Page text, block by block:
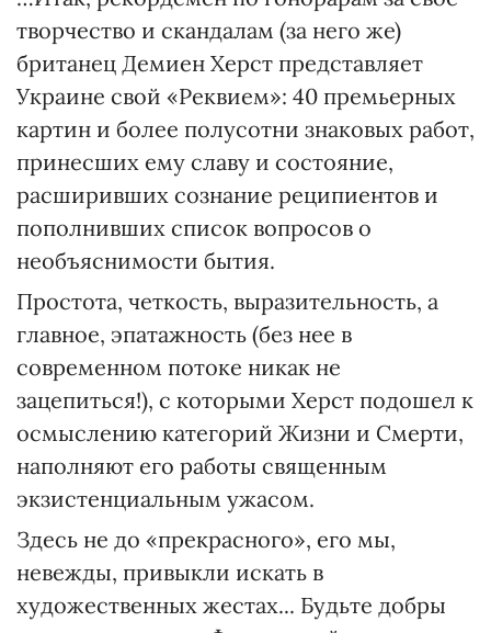
творчество и скандалам (за него же)
британец Демиен Херст представляет
Украине свой «Реквием»: 40 премьерных
картин и более полусотни знаковых работ,
принесших ему славу и состояние,
расширивших сознание реципиентов и
пополнивших список вопросов о
необъяснимости бытия.
Простота, четкость, выразительность, а
главное, эпатажность (без нее в
современном потоке никак не
зацепиться!), с которыми Херст подошел к
осмыслению категорий Жизни и Смерти,
наполняют его работы священным
экзистенциальным ужасом.
Здесь не до «прекрасного», его мы,
невежды, привыкли искать в
художественных жестах... Будьте добры